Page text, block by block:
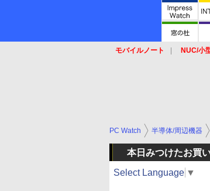
モバイルノート NUC/小
PC Watch 半導体/周辺機器
本日みつけたお買
Select Language ▼